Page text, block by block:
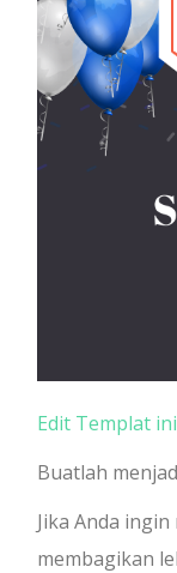
Edit Templat ini
Buatlah
Jika Anda
membagikan